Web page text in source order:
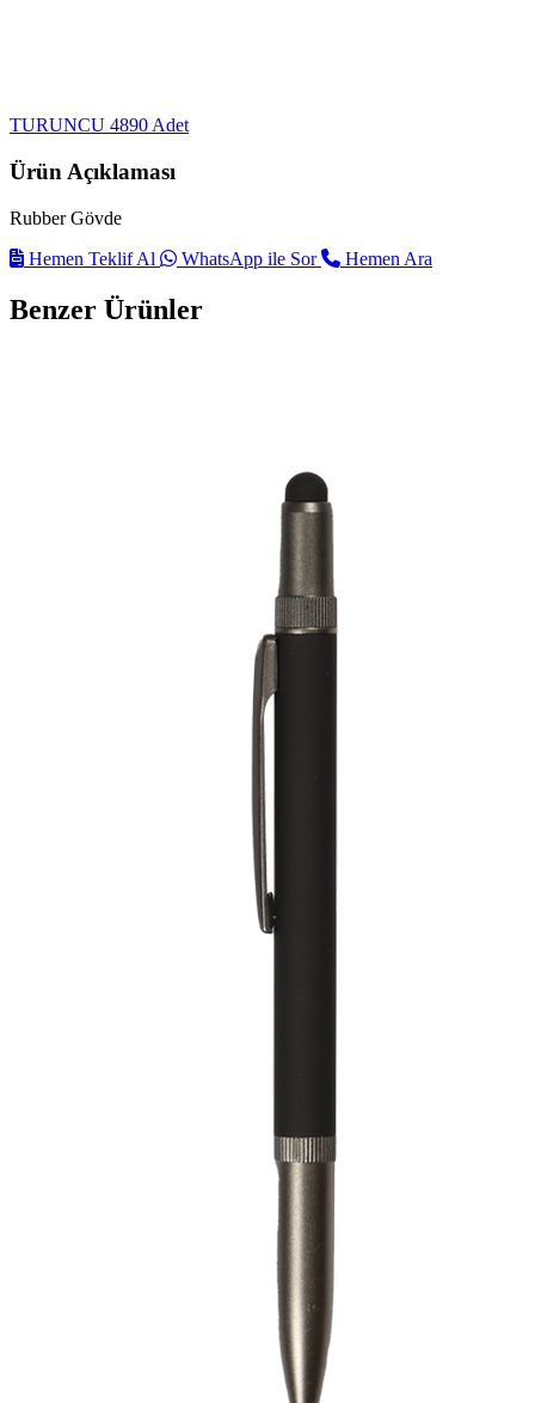
TURUNCU 4890 Adet
Ürün Açıklaması
Rubber Gövde
Hemen Teklif Al
WhatsApp ile Sor Hemen Ara
Benzer Ürünler